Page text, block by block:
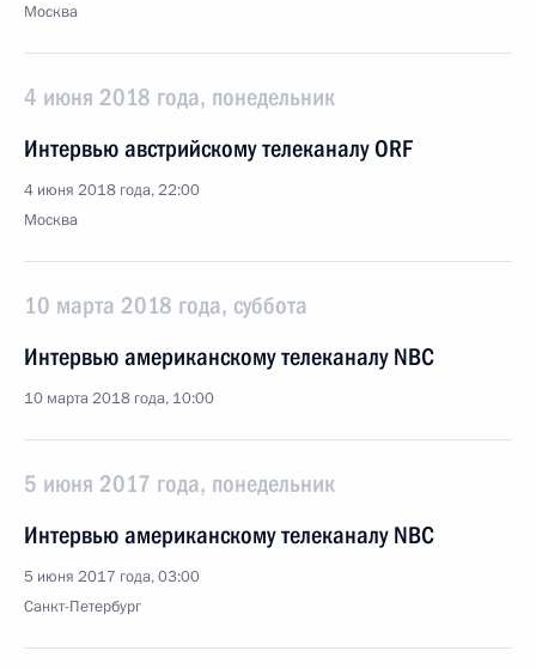
Москва
4 июня 2018 года, понедельник
Интервью австрийскому телеканалу ORF
4 июня 2018 года, 22:00
Москва
10 марта 2018 года, суббота
Интервью американскому телеканалу NBC
10 марта 2018 года, 10:00
5 июня 2017 года, понедельник
Интервью американскому телеканалу NBC
5 июня 2017 года, 03:00
Санкт-Петербург